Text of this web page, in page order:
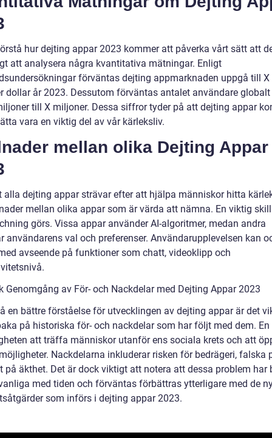
hur dejting appar 2023 kommer att påverka vårt sätt att
att analysera några kvantitativa mätningar. Enligt
förväntas dejting appmarknaden uppgå till
dollar år 2023. Dessutom förväntas antalet användare
till X miljoner. Dessa siffror tyder på att dejting appar
vara en viktig del av vår kärleksliv.
mellan olika Dejting Appar
alla dejting appar strävar efter att hjälpa människor hitta
mellan olika appar som är värda att nämna. En viktig
görs. Vissa appar använder AI-algoritmer, medan andra
användarens val och preferenser. Användarupplevelsen kan
avseende på funktioner som chatt, videoklipp och
Genomgång av För- och Nackdelar med Dejting Appar 2023
en bättre förståelse för utvecklingen av dejting appar är det
på historiska för- och nackdelar som har följt med dem.
att träffa människor utanför ens sociala krets och att
Nackdelarna inkluderar risken för bedrägeri, falska
på äkthet. Det är dock viktigt att notera att dessa problem har
med tiden och förväntas förbättras ytterligare med de
som införs i dejting appar 2023.